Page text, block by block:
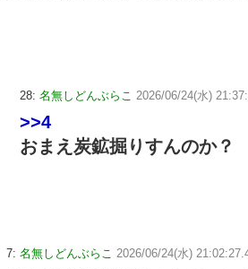
28: 名無しどんぶらこ 2026/06/24(水)
>>4
おまえ炭鉱掘りすんのか？
7: 名無しどんぶらこ 2026/06/24(水)